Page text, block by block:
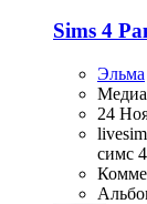
Sims 4
Эльма
Медиа
24
симс 4